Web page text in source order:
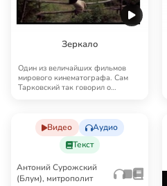
Зеркало
Один из величайших фильмов
мирового кинематографа. Сам
Тарковский так говорил о
Видео
Аудио
Текст
Антоний Сурожский
(Блум), митрополит